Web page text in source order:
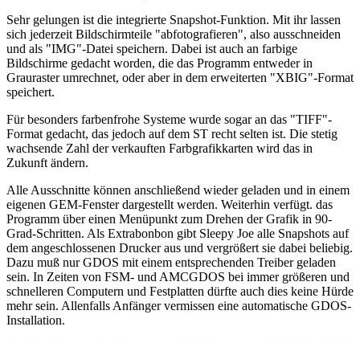
Sehr gelungen ist die integrierte Snapshot-Funktion. Mit ihr lassen
sich jederzeit Bildschirmteile "abfotografieren", also ausschneiden
und als "IMG"-Datei speichern. Dabei ist auch an farbige
Bildschirme gedacht worden, die das Programm entweder in
Grauraster umrechnet, oder aber in dem erweiterten "XBIG"-Format
speichert.
Für besonders farbenfrohe Systeme wurde sogar an das "TIFF"-
Format gedacht, das jedoch auf dem ST recht selten ist. Die stetig
wachsende Zahl der verkauften Farbgrafikkarten wird das in
Zukunft ändern.
Alle Ausschnitte können anschließend wieder geladen und in einem
eigenen GEM-Fenster dargestellt werden. Weiterhin verfügt. das
Programm über einen Menüpunkt zum Drehen der Grafik in 90-
Grad-Schritten. Als Extrabonbon gibt Sleepy Joe alle Snapshots auf
dem angeschlossenen Drucker aus und vergrößert sie dabei beliebig.
Dazu muß nur GDOS mit einem entsprechenden Treiber geladen
sein. In Zeiten von FSM- und AMCGDOS bei immer größeren und
schnelleren Computern und Festplatten dürfte auch dies keine Hürde
mehr sein. Allenfalls Anfänger vermissen eine automatische GDOS-
Installation.